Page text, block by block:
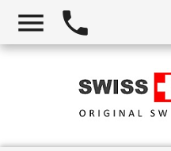
 